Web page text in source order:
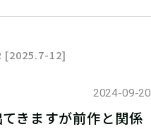
[2025.7-12]
2024-09-20
きますが前作と関係